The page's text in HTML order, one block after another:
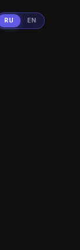
RU EN